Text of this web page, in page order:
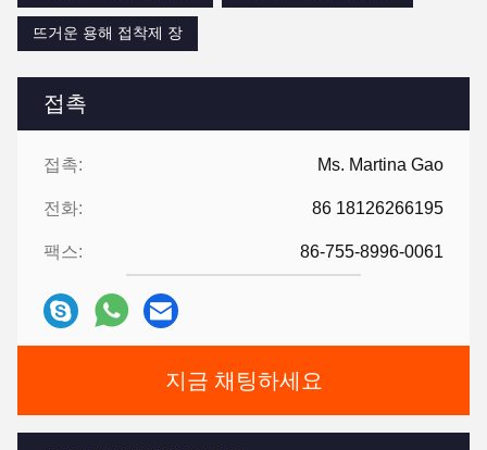
접촉
접촉: Ms. Martina Gao
전화: 86 18126266195
팩스: 86-755-8996-0061
지금 채팅하세요
뜨거운 용해 접착제 장